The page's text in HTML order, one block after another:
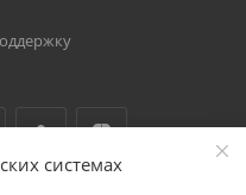
системах